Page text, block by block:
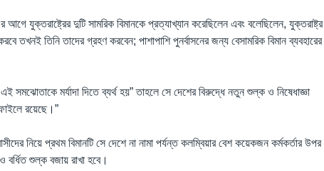
যুক্তরাষ্ট্রের দুটি সামরিক বিমানকে প্রত্যাখ্যান করেছিলেন এবং বলেছিলেন, যুক্তরাষ্ট্র
তখনই তিনি তাদের গ্রহণ করবেন; পাশাপাশি পুনর্বাসনের জন্য বেসামরিক বিমান ব্যবহারের
সমঝোতাকে মর্যাদা দিতে ব্যর্থ হয়” তাহলে সে দেশের বিরুদ্ধে নতুন শুল্ক ও নিষেধাজ্ঞা
রয়েছে।”
নিয়ে প্রথম বিমানটি সে দেশে না নামা পর্যন্ত কলম্বিয়ার বেশ কয়েকজন কর্মকর্তার উপর
বর্ধিত শুল্ক বজায় রাখা হবে।